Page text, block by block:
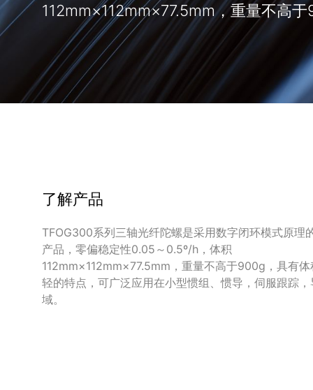
112mm×112mm×77.5mm，重量不高
了解产品
TFOG300系列三轴光纤陀螺是采用数字闭环模式原理
产品，零偏稳定性0.05～0.5º/h，体积
112mm×112mm×77.5mm，重量不高于900g，具有
轻的特点，可广泛应用在小型惯组、惯导，伺服跟踪
域。